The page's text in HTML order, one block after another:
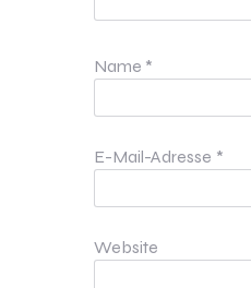
Name *
E-Mail-Adresse *
Website